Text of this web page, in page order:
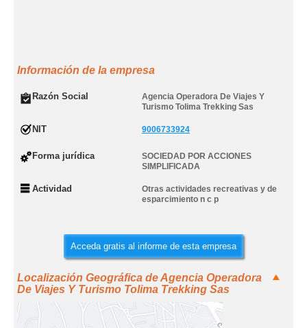
Información de la empresa
Razón Social
Agencia Operadora De Viajes Y
Turismo Tolima Trekking Sas
NIT 9006733924
Forma jurídica
SOCIEDAD POR ACCIONES
SIMPLIFICADA
Actividad
Otras actividades recreativas y de
esparcimiento n c p
Acceda gratis al informe de esta empresa
Localización Geográfica de Agencia Operadora
De Viajes Y Turismo Tolima Trekking Sas